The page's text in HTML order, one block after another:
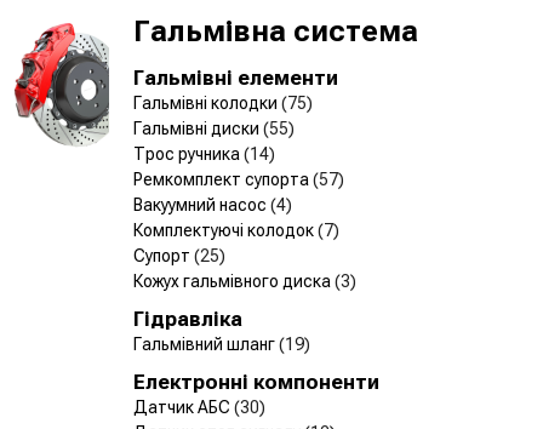
Гальмівна система
Гальмівні елементи
Гальмівні колодки (75)
Гальмівні диски (55)
Трос ручника (14)
Ремкомплект супорта (57)
Вакуумний насос (4)
Комплектуючі колодок(7)
Супорт (25)
Кожух гальмівного диска (3)
Гідравліка
Гальмівний шланг(19)
Електронні компоненти
Датчик АБС (30)